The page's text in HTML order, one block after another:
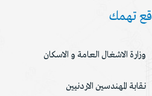
تهمك
وزارة الاشغال العامة و الاسكان
نقابة المهندسين الاردنيين